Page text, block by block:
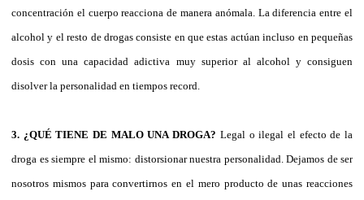
concentración el cuerpo reacciona de manera anómala. La diferencia entre el
alcohol y el resto de drogas consiste en que estas actúan incluso en pequeñas
dosis con una capacidad adictiva muy superior al alcohol y consiguen
disolver la personalidad en tiempos record.
3. ¿QUÉ TIENE DE MALO UNA DROGA? Legal o ilegal el efecto de la
droga es siempre el mismo: distorsionar nuestra personalidad. Dejamos de ser
nosotros mismos para convertirnos en el mero producto de unas reacciones